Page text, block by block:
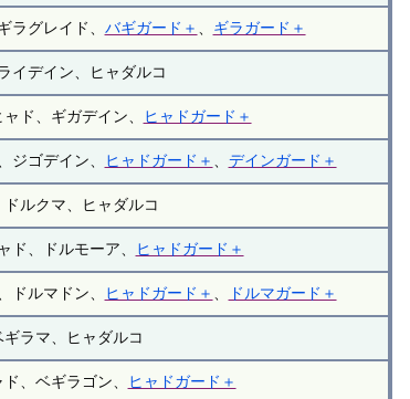
グレイド、 バギガード＋ 、 ギラガード＋
イデイン、ヒャダルコ
ド、ギガデイン、 ヒャドガード＋
ゴデイン、 ヒャドガード＋ 、 デインガード＋
ルクマ、ヒャダルコ
、ドルモーア、 ヒャドガード＋
ルマドン、 ヒャドガード＋ 、 ドルマガード＋
ラマ、ヒャダルコ
、ベギラゴン、 ヒャドガード＋